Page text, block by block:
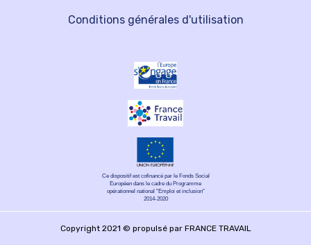
Conditions générales d'utilisation
Ce dispositif est cofinancé par le Fonds Social
Européen dans le cadre du Programme
opérationnel national "Emploi et inclusion"
2014-2020
Copyright 2021 © propulsé par FRANCE TRAVAIL